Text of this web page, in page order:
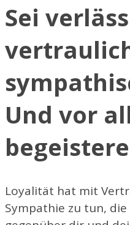
Sei
Und vor
Loyalität hat mit
Sympathie zu tun, die